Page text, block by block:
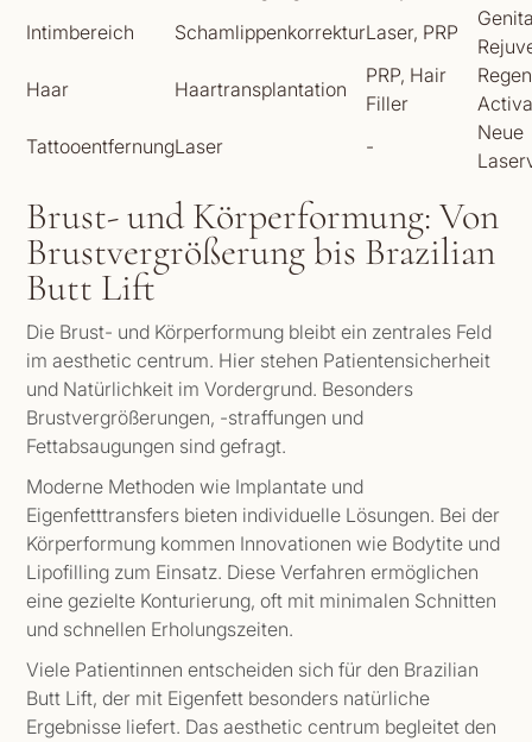
Intimbereich
SchamlippenkorrekturLaser, PRP
Haar
Haartransplantation
PRP, Hair
Filler
TattooentfernungLaser -
Neue
Brust- und Körperformung: Von
Brustvergrößerung bis Brazilian
Butt Lift
Die Brust- und Körperformung bleibt ein zentrales Feld
im aesthetic centrum. Hier stehen Patientensicherheit
und Natürlichkeit im Vordergrund. Besonders
Brustvergrößerungen, -straffungen und
Fettabsaugungen sind gefragt.
Moderne Methoden wie Implantate und
Eigenfetttransfers bieten individuelle Lösungen. Bei der
Körperformung kommen Innovationen wie Bodytite und
Lipofilling zum Einsatz. Diese Verfahren ermöglichen
eine gezielte Konturierung, oft mit minimalen Schnitten
und schnellen Erholungszeiten.
Viele Patientinnen entscheiden sich für den Brazilian
Butt Lift, der mit Eigenfett besonders natürliche
Ergebnisse liefert. Das aesthetic centrum begleitet den